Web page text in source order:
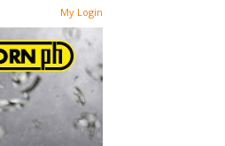
My Login